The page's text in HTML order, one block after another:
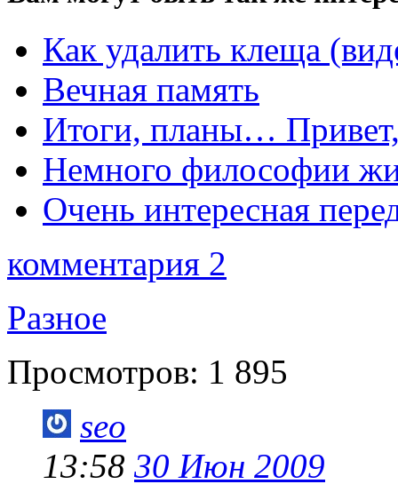
Как удалить клеща
Вечная память
Итоги, планы…
Немного философии
Очень интересная
комментария 2
Разное
Просмотров: 1 895
seo
13:58 30 Июн 2009